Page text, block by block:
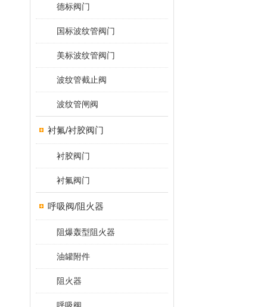
德标阀门
国标波纹管阀门
美标波纹管阀门
波纹管截止阀
波纹管闸阀
衬氟/衬胶阀门
衬胶阀门
衬氟阀门
呼吸阀/阻火器
阻爆轰型阻火器
油罐附件
阻火器